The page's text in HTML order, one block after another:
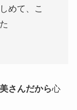
めて、こ
さんだから心